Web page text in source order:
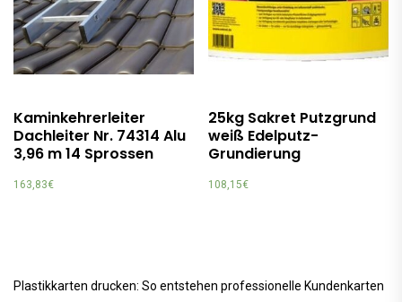
Kaminkehrerleiter
Dachleiter Nr. 74314 Alu
3,96 m 14 Sprossen
163,83€
25kg Sakret Putzgrund
weiß Edelputz-
Grundierung
108,15€
Plastikkarten drucken: So entstehen professionelle Kundenkarten